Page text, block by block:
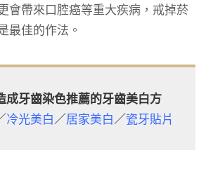
會帶來口腔癌等重大疾病，戒掉菸
最佳的作法。
成牙齒染色推薦的牙齒美白方
冷光美白／居家美白／瓷牙貼片